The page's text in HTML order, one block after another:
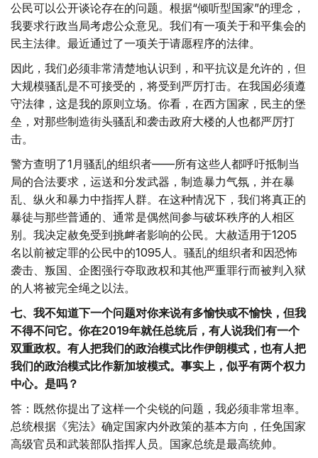
公民可以公开谈论存在的问题。根据“倾听型国家”的理念，
我要求行政当局考虑公众意见。我们有一项关于和平集会的
民主法律。最近通过了一项关于请愿程序的法律。
因此，我们必须非常清楚地认识到，和平抗议是允许的，但
大规模骚乱是不可接受的，将受到严厉打击。在我国必须遵
守法律，这是我的原则立场。你看，在西方国家，民主的堡
垒，对那些制造街头骚乱和袭击政府大楼的人也都严厉打
击。
警方查明了1月骚乱的组织者——所有这些人都呼吁抵制当
局的合法要求，运送和分发武器，制造暴力气氛，并在暴
乱、纵火和暴力中指挥人群。在这种情况下，我们将真正的
暴徒与那些普通的、通常是偶然间参与破坏秩序的人相区
别。我决定赦免受到挑衅者影响的公民。大赦适用于1205
名以前被定罪的公民中的1095人。骚乱的组织者和因恐怖
袭击、叛国、企图强行夺取政权和其他严重罪行而被判入狱
的人将被完全绳之以法。
七、我不知道下一个问题对你来说有多愉快或不愉快，但我
不得不问它。你在2019年就任总统后，有人说我们有一个
双重政权。有人把我们的政治模式比作伊朗模式，也有人把
我们的政治模式比作新加坡模式。事实上，似乎有两个权力
中心。是吗？
答：既然你提出了这样一个尖锐的问题，我必须非常坦率。
总统根据《宪法》确定国家内外政策的基本方向，任免国家
高级官员和武装部队指挥人员。国家总统是最高统帅。